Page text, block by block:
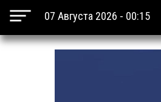
07 Августа 2026 - 00:15